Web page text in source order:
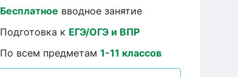
Бесплатное вводное занятие
Подготовка к ЕГЭ/ОГЭ и ВПР
По всем предметам 1-11 классов